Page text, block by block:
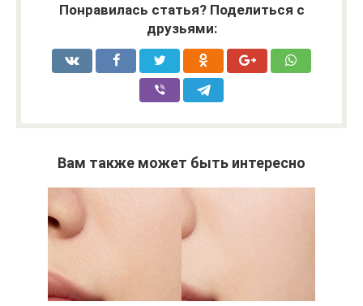
Понравилась статья? Поделиться с
друзьями:
Вам также может быть интересно